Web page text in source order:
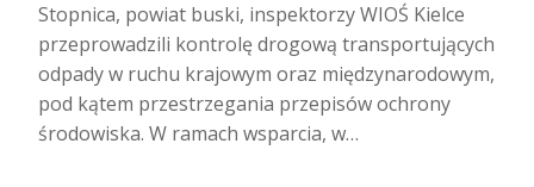
Stopnica, powiat buski, inspektorzy WIOŚ Kielce
przeprowadzili kontrolę drogową transportujących
odpady w ruchu krajowym oraz międzynarodowym,
pod kątem przestrzegania przepisów ochrony
środowiska. W ramach wsparcia, w…